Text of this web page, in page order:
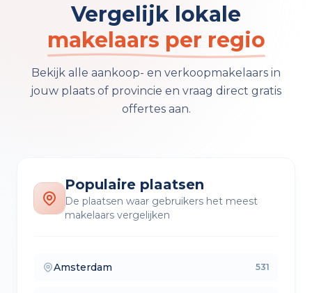
Vergelijk lokale
makelaars per regio
Bekijk alle aankoop- en verkoopmakelaars in
jouw plaats of provincie en vraag direct gratis
offertes aan.
Populaire plaatsen
De plaatsen waar gebruikers het meest
makelaars vergelijken
Amsterdam
— makelaars vergelijken 531